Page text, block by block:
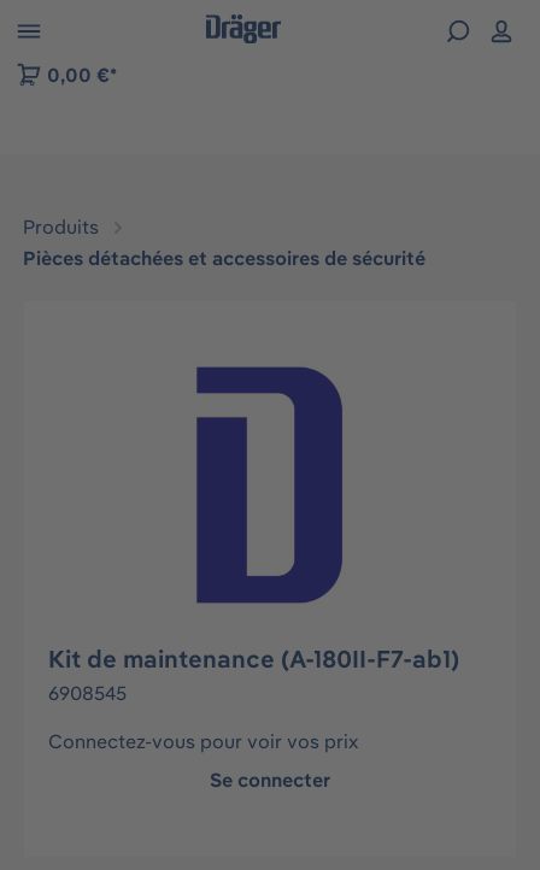
to B2B platform navigation
0,00 €*
Produits
Pièces détachées et accessoires de sécurité
Ignorer la galerie d'images
Kit de maintenance (A-180II-F7-ab1)
6908545
Connectez-vous pour voir vos prix
Se connecter